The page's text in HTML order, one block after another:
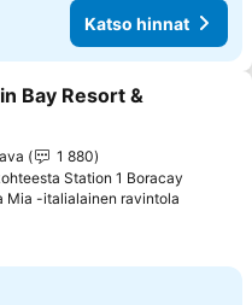
Katso hinnat
suosikkeihin
Bay Resort &
1 880
Station 1 Boracay
Mia -italialainen ravintola